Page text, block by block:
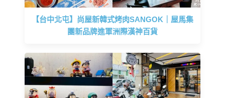
【台中北屯】尚屋新韓式烤肉SANGOK｜屋馬集
團新品牌進軍洲際漢神百貨